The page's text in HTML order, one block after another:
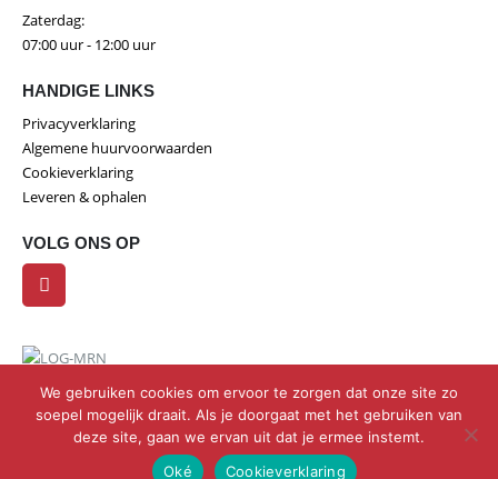
Zaterdag:
07:00 uur - 12:00 uur
HANDIGE LINKS
Privacyverklaring
Algemene huurvoorwaarden
Cookieverklaring
Leveren & ophalen
VOLG ONS OP
Design & realisatie door Klok Media
We gebruiken cookies om ervoor te zorgen dat onze site zo
soepel mogelijk draait. Als je doorgaat met het gebruiken van
deze site, gaan we ervan uit dat je ermee instemt.
Oké
Cookieverklaring